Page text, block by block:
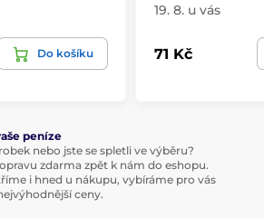
Do košíku
19. 8. u vás
71 Kč
peníze
nebo jste se spletli ve výběru?
zdarma zpět k nám do eshopu.
i hned u nákupu, vybíráme pro vás
ceny.